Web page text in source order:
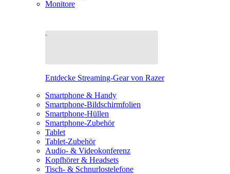
Monitore
Entdecke Streaming-Gear von Razer
Smartphone & Handy
Smartphone-Bildschirmfolien
Smartphone-Hüllen
Smartphone-Zubehör
Tablet
Tablet-Zubehör
Audio- & Videokonferenz
Kopfhörer & Headsets
Tisch- & Schnurlostelefone